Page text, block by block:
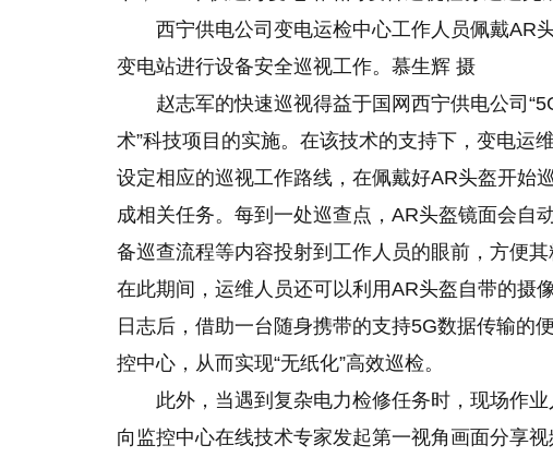
西宁供电公司变电运检中心工作人员佩戴AR
变电站进行设备安全巡视工作。慕生辉 摄
赵志军的快速巡视得益于国网西宁供电公司
术”科技项目的实施。在该技术的支持下，变电运
设定相应的巡视工作路线，在佩戴好AR头盔开始
成相关任务。每到一处巡查点，AR头盔镜面会自
备巡查流程等内容投射到工作人员的眼前，方便
在此期间，运维人员还可以利用AR头盔自带的摄
日志后，借助一台随身携带的支持5G数据传输的
控中心，从而实现“无纸化”高效巡检。
此外，当遇到复杂电力检修任务时，现场作
向监控中心在线技术专家发起第一视角画面分享视